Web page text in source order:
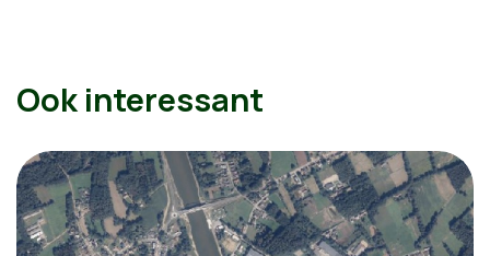
Ook interessant